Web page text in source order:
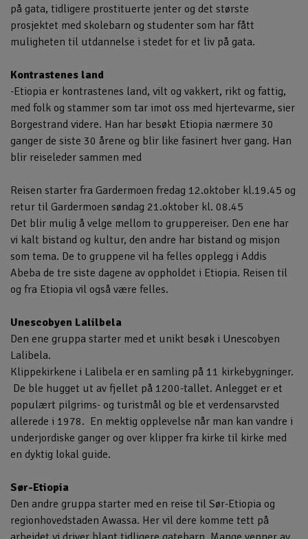
på gata, tidligere prostituerte jenter og det største
prosjektet med skolebarn og studenter som har fått
muligheten til utdannelse i stedet for et liv på gata.
Kontrastenes land
-Etiopia er kontrastenes land, vilt og vakkert, rikt og fattig,
med folk og stammer som tar imot oss med hjertevarme, sier
Borgestrand videre. Han har besøkt Etiopia nærmere 30
ganger de siste 30 årene og blir like fasinert hver gang. Han
blir reiseleder sammen med
Reisen starter fra Gardermoen fredag 12.oktober kl.19.45 og
retur til Gardermoen søndag 21.oktober kl. 08.45
Det blir mulig å velge mellom to gruppereiser. Den ene har
vi kalt bistand og kultur, den andre har bistand og misjon
som tema. De to gruppene vil ha felles opplegg i Addis
Abeba de tre siste dagene av oppholdet i Etiopia. Reisen til
og fra Etiopia vil også være felles.
Unescobyen Lalilbela
Den ene gruppa starter med et unikt besøk i Unescobyen
Lalibela.
Klippekirkene i Lalibela er en samling på 11 kirkebygninger.
De ble hugget ut av fjellet på 1200-tallet. Anlegget er et
populært pilgrims- og turistmål og ble et verdensarvsted
allerede i 1978. En mektig opplevelse når man kan vandre i
underjordiske ganger og over klipper fra kirke til kirke med
en dyktig lokal guide.
Sør-Etiopia
Den andre gruppa starter med en reise til Sør-Etiopia og
regionhovedstaden Awassa. Her vil dere komme tett på